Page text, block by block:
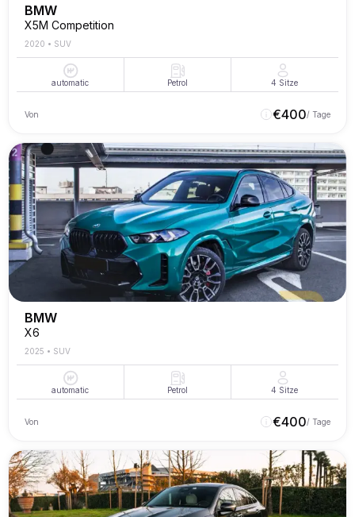
BMW
X5M Competition
2020 • SUV
automatic Petrol 4 Sitze
Von €400/ Tage
BMW
X6
2025 • SUV
automatic Petrol 4 Sitze
Von €400/ Tage